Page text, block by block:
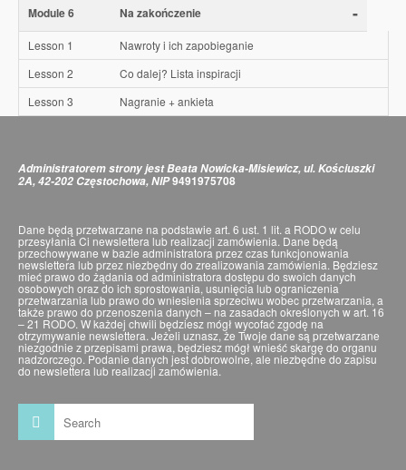
Module 6 Na zakończenie -
Lesson 1
Nawroty i ich zapobieganie
Lesson 2
Co dalej? Lista inspiracji
Lesson 3
Nagranie + ankieta
Administratorem strony jest Beata Nowicka-Misiewicz, ul. Kościuszki
2A, 42-202 Częstochowa, NIP9491975708
Dane będą przetwarzane na podstawie art. 6 ust. 1 lit. a RODO w celu
przesyłania Ci newslettera lub realizacji zamówienia. Dane będą
przechowywane w bazie administratora przez czas funkcjonowania
newslettera lub przez niezbędny do zrealizowania zamówienia. Będziesz
mieć prawo do żądania od administratora dostępu do swoich danych
osobowych oraz do ich sprostowania, usunięcia lub ograniczenia
przetwarzania lub prawo do wniesienia sprzeciwu wobec przetwarzania, a
także prawo do przenoszenia danych – na zasadach określonych w art. 16
– 21 RODO. W każdej chwili będziesz mógł wycofać zgodę na
otrzymywanie newslettera. Jeżeli uznasz, że Twoje dane są przetwarzane
niezgodnie z przepisami prawa, będziesz mógł wnieść skargę do organu
nadzorczego. Podanie danych jest dobrowolne, ale niezbędne do zapisu
do newslettera lub realizacji zamówienia.